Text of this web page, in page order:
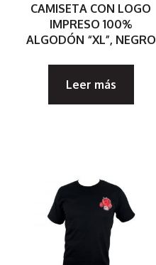
CAMISETA CON LOGO
IMPRESO 100%
ALGODÓN “XL”, NEGRO
Leer más